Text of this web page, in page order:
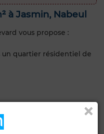
à Jasmin, Nabeul
vous propose :
un quartier résidentiel de
(Restaurant, salon de